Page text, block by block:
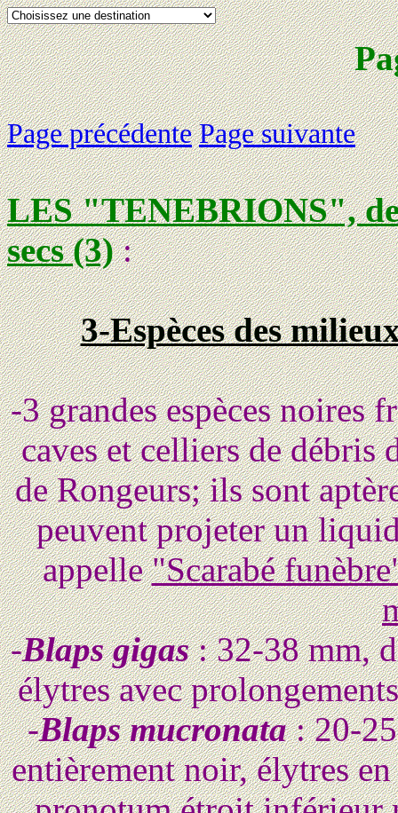
Page précédente Page suivante
LES "TENEBRIONS",
secs (3):
3-Espèces des
-3 grandes espèces noires
caves et celliers de débris
de Rongeurs; ils sont
peuvent projeter un
appelle"Scarabé
-Blaps gigas: 32-38 mm,
élytres avec
-Blaps mucronata: 20-25
entièrement noir, élytres